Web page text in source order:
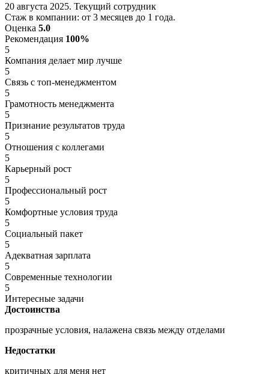
20 августа 2025. Текущий сотрудник
Стаж в компании: от 3 месяцев до 1 года.
Оценка 5.0
Рекомендация 100%
5
Компания делает мир лучше
5
Связь с топ-менеджментом
5
Грамотность менеджмента
5
Признание результатов труда
5
Отношения с коллегами
5
Карьерный рост
5
Профессиональный рост
5
Комфортные условия труда
5
Социальный пакет
5
Адекватная зарплата
5
Современные технологии
5
Интересные задачи
Достоинства
прозрачные условия, налажена связь между отделами
Недостатки
критичных для меня нет